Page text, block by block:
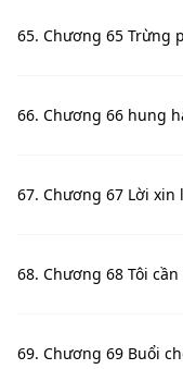
65. Chương 65 Trừng
66. Chương 66 hung
67. Chương 67 Lời xin
68. Chương 68 Tôi
69. Chương 69 Buổi